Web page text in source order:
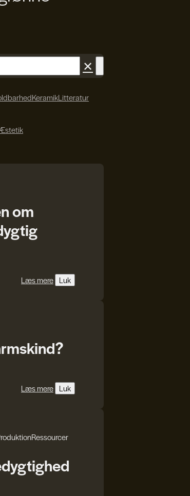
✕
KeramikLitteratur
om
Læs mere Luk
Læs mere Luk
Ressourcer